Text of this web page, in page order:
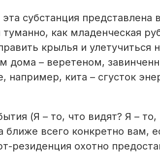
субстанция
туманно, как младенческая
крылья и
дома – веретеном,
например, кита – сгусток
(Я – то, что видят? Я –
ближе всего конкретно вам,
резиденция охотно